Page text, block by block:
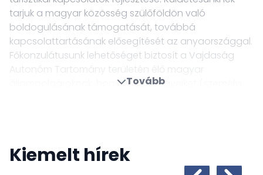
tarjuk a magyar közösség szülőföldön való
boldogulásának támogatását, továbbá
kapcsolattartásának elősegítését az anyaországgal.
Főkonzulátusunk lehetőséget biztosít a Vajdaság
Autonóm Tartomány területén élő magyar
állampolgároknak, hogy hivatali ügyeiket (személyi
tartalmazó menüpontot, hogy ezzel is a lehető
leggyorsabban és leghatékonyabban tudjunk
Tovább
Kiemelt hírek